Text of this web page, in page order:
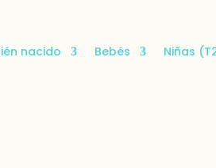
nacido Bebés Niñas